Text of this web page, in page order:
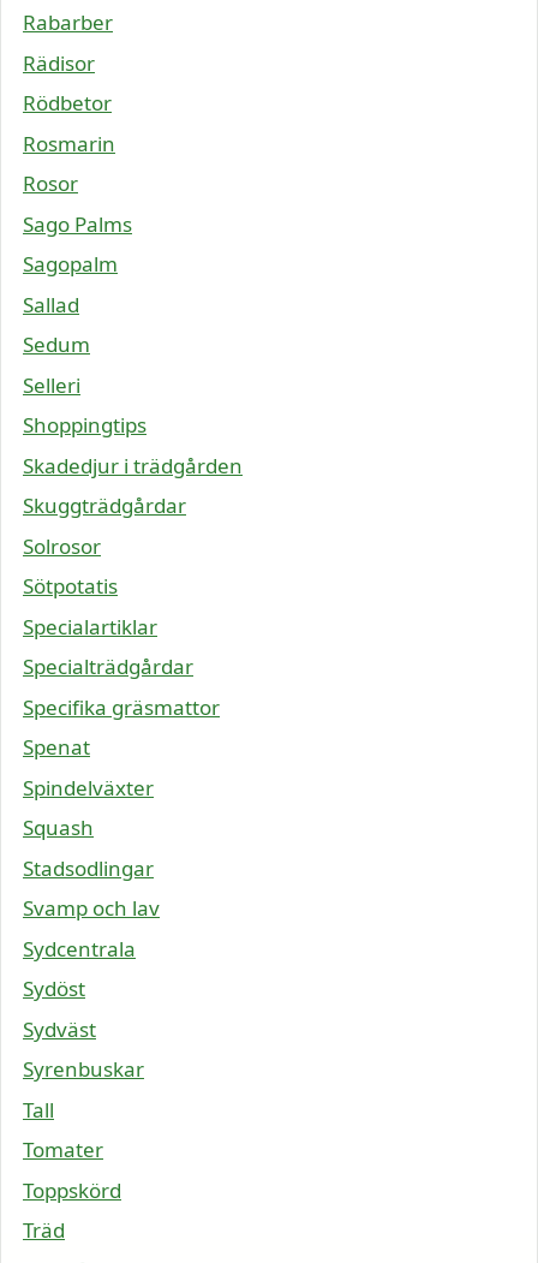
Rabarber
Rädisor
Rödbetor
Rosmarin
Rosor
Sago Palms
Sagopalm
Sallad
Sedum
Selleri
Shoppingtips
Skadedjur i trädgården
Skuggträdgårdar
Solrosor
Sötpotatis
Specialartiklar
Specialträdgårdar
Specifika gräsmattor
Spenat
Spindelväxter
Squash
Stadsodlingar
Svamp och lav
Sydcentrala
Sydöst
Sydväst
Syrenbuskar
Tall
Tomater
Toppskörd
Träd